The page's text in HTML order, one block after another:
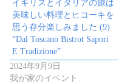
イギリスとイタリアの旅は
美味しい料理とヒコーキを
思う存分楽しみました (9)
“Dal Toscano Bistrot Sapori
E Tradizione”
2024年9月9日
我が家のイベント